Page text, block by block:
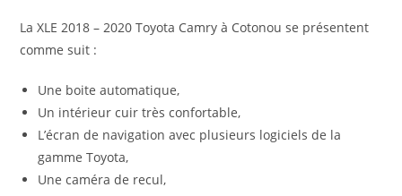
La XLE 2018 – 2020 Toyota Camry à Cotonou se présentent
comme suit :
Une boite automatique,
Un intérieur cuir très confortable,
L’écran de navigation avec plusieurs logiciels de la
gamme Toyota,
Une caméra de recul,